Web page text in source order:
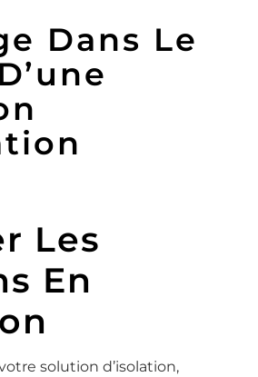
Dans Le
Les
En
solution d’isolation,